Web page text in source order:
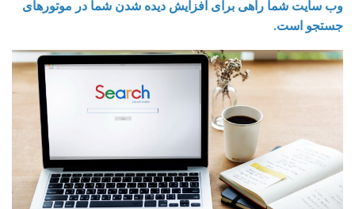
وب سایت شما راهی برای افزایش دیده شدن شما در موتورهای
جستجو است.